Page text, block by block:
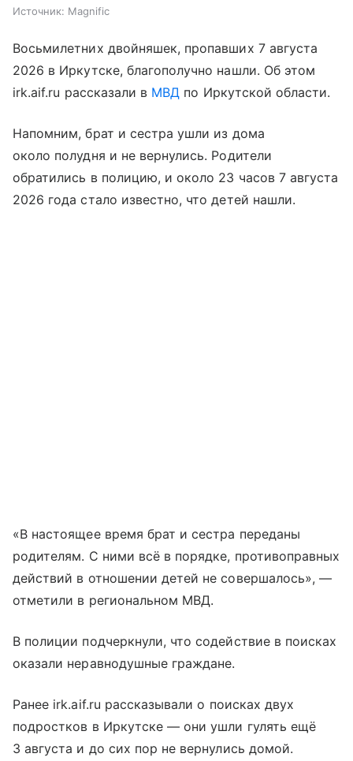
Источник: Magnific
Восьмилетних двойняшек, пропавших 7 августа
2026 в Иркутске, благополучно нашли. Об этом
irk.aif.ru рассказали в МВД по Иркутской области.
Напомним, брат и сестра ушли из дома
около полудня и не вернулись. Родители
обратились в полицию, и около 23 часов 7 августа
2026 года стало известно, что детей нашли.
«В настоящее время брат и сестра переданы
родителям. С ними всё в порядке, противоправных
действий в отношении детей не совершалось», —
отметили в региональном МВД.
В полиции подчеркнули, что содействие в поисках
оказали неравнодушные граждане.
Ранее irk.aif.ru рассказывали о поисках двух
подростков в Иркутске — они ушли гулять ещё
3 августа и до сих пор не вернулись домой.